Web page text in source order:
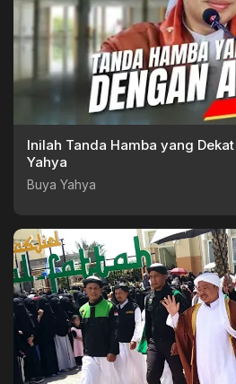
Inilah Tanda Hamba yang
Yahya
Buya Yahya